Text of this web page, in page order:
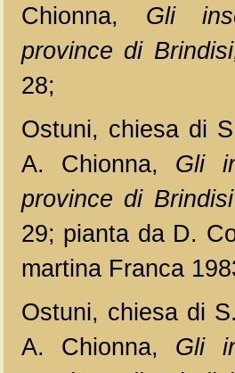
Chionna, Gli
province di
28;
Ostuni, chiesa di
A. Chionna,
Gli
province di Brindisi
29; pianta da D.
martina Franca
Ostuni, chiesa di
A. Chionna, Gli